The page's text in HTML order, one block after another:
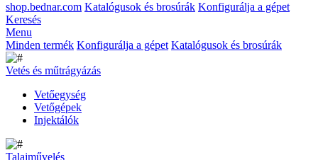
shop.bednar.com Katalógusok és brosúrák Konfigurálja a gépet
Keresés
Menu
Minden termék Konfigurálja a gépet Katalógusok és brosúrák
Vetés és műtrágyázás
Vetőegység
Vetőgépek
Injektálók
Talajművelés